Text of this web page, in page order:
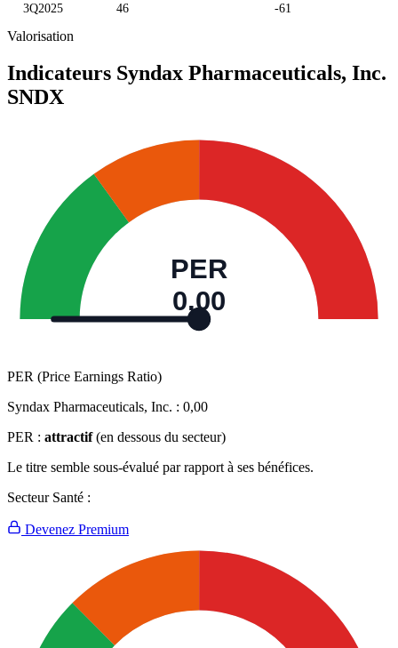
3Q2025 46 -61
Valorisation
Indicateurs Syndax Pharmaceuticals, Inc.
SNDX
PER
0,00
PER (Price Earnings Ratio)
Syndax Pharmaceuticals, Inc. : 0,00
PER : attractif (en dessous du secteur)
Le titre semble sous-évalué par rapport à ses bénéfices.
Secteur Santé :
Devenez Premium